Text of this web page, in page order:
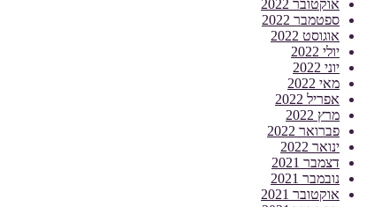
אוקטובר 2022
ספטמבר 2022
אוגוסט 2022
יולי 2022
יוני 2022
מאי 2022
אפריל 2022
מרץ 2022
פברואר 2022
ינואר 2022
דצמבר 2021
נובמבר 2021
אוקטובר 2021